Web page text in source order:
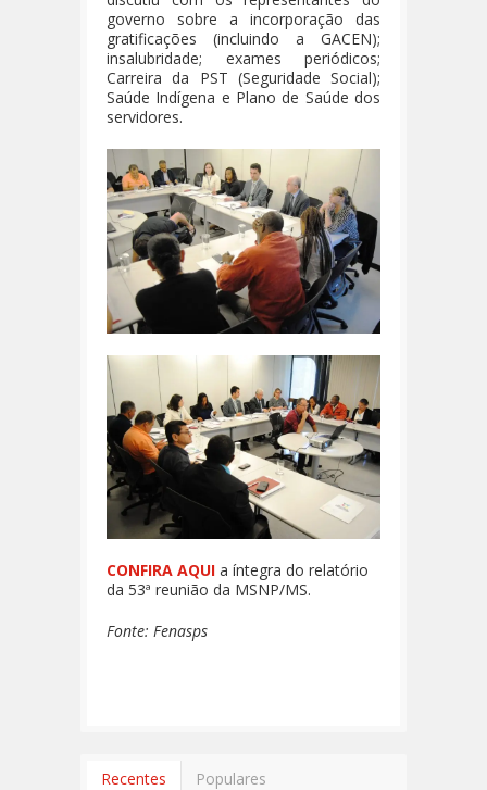
governo sobre a incorporação das
gratificações (incluindo a GACEN);
insalubridade; exames periódicos;
Carreira da PST (Seguridade Social);
Saúde Indígena e Plano de Saúde dos
servidores.
CONFIRA AQUI a íntegra do relatório
da 53ª reunião da MSNP/MS.
Fonte: Fenasps
Recentes Populares